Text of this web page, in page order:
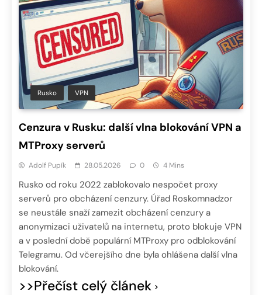
Rusko VPN
Cenzura v Rusku: další vlna blokování VPN a
MTProxy serverů
Adolf Pupík 28.05.2026 0 4 Mins
Rusko od roku 2022 zablokovalo nespočet proxy
serverů pro obcházení cenzury. Úřad Roskomnadzor
se neustále snaží zamezit obcházení cenzury a
anonymizaci uživatelů na internetu, proto blokuje VPN
a v poslední době populární MTProxy pro odblokování
Telegramu. Od včerejšího dne byla ohlášena další vlna
blokování.
>>Přečíst celý článek